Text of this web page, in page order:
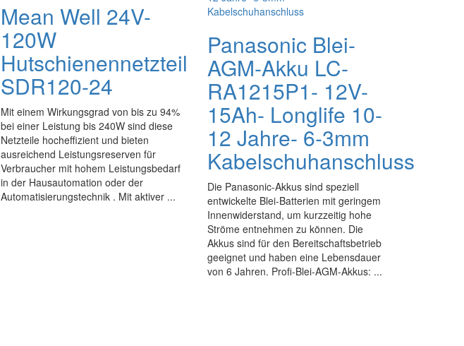
Mean Well 24V-
120W
Hutschienennetzteil
SDR120-24
Mit einem Wirkungsgrad von bis zu 94%
bei einer Leistung bis 240W sind diese
Netzteile hocheffizient und bieten
ausreichend Leistungsreserven für
Verbraucher mit hohem Leistungsbedarf
in der Hausautomation oder der
Automatisierungstechnik . Mit aktiver ...
Panasonic Blei-
AGM-Akku LC-
RA1215P1- 12V-
15Ah- Longlife 10-
12 Jahre- 6-3mm
Kabelschuhanschluss
Die Panasonic-Akkus sind speziell
entwickelte Blei-Batterien mit geringem
Innenwiderstand, um kurzzeitig hohe
Ströme entnehmen zu können. Die
Akkus sind für den Bereitschaftsbetrieb
geeignet und haben eine Lebensdauer
von 6 Jahren. Profi-Blei-AGM-Akkus: ...